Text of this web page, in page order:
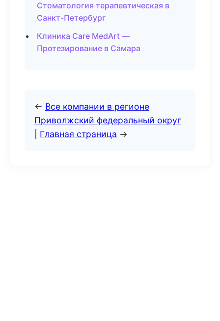
Стоматология терапевтическая в
Санкт-Петербург
Клиника Care MedArt —
Протезирование в Самара
← Все компании в регионе
Приволжский федеральный округ
Главная страница →